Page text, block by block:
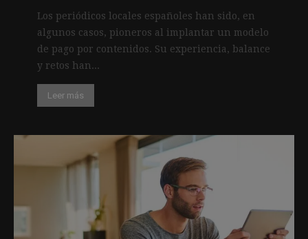
Los periódicos locales españoles han sido, en
algunos casos, pioneros al implantar un modelo
de pago por contenidos. Su experiencia, balance
y retos han...
Leer más